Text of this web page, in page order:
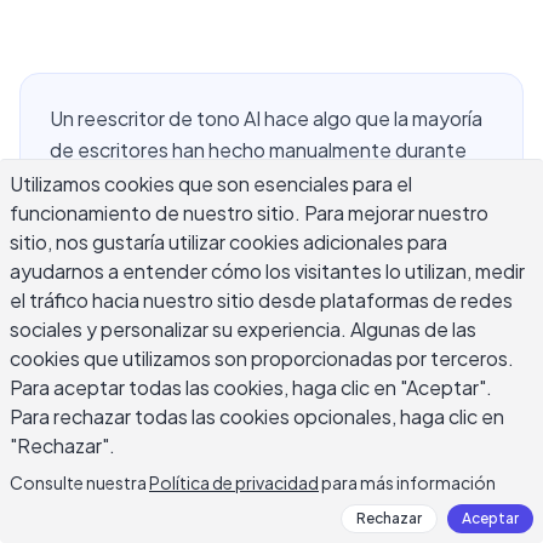
Un reescritor de tono AI hace algo que la mayoría
de escritores han hecho manualmente durante
años: toma un texto y ajusta cómo suena sin
cambiar lo que dice. Ya sea que estés suavizando
un correo electrónico brusco a un compañero de
trabajo, haciendo que un informe formal se sienta
más accesible, o transformando una publicación
de blog casual en algo lo suficientemente
profesional para enviar a un cliente, el problema
subyacente es el mismo. El mensaje es correcto,
pero la voz no. Lo resuelve más rápido que
modernas se han vuelto lo suficientemente
buenas para manejar los cambios sutiles que
Utilizamos cookies que son esenciales para el
funcionamiento de nuestro sitio. Para mejorar nuestro
sitio, nos gustaría utilizar cookies adicionales para
ayudarnos a entender cómo los visitantes lo utilizan, medir
el tráfico hacia nuestro sitio desde plataformas de redes
sociales y personalizar su experiencia. Algunas de las
cookies que utilizamos son proporcionadas por terceros.
Para aceptar todas las cookies, haga clic en "Aceptar".
Para rechazar todas las cookies opcionales, haga clic en
"Rechazar".
Consulte nuestraPolítica de privacidadpara más información
Rechazar Aceptar